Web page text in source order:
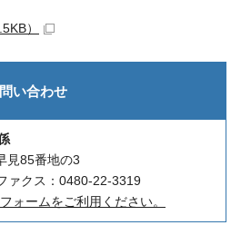
）
い合わせ
85番地の3
クス：0480-22-3319
ォームをご利用ください。